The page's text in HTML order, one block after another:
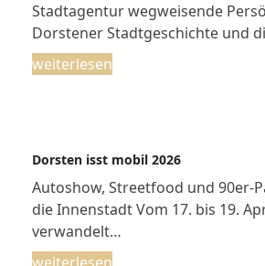
Stadtagentur wegweisende
Dorstener Stadtgeschichte und
weiterlesen
Dorsten isst mobil 2026
Autoshow, Streetfood und 90er-
die Innenstadt Vom 17. bis 19.
verwandelt…